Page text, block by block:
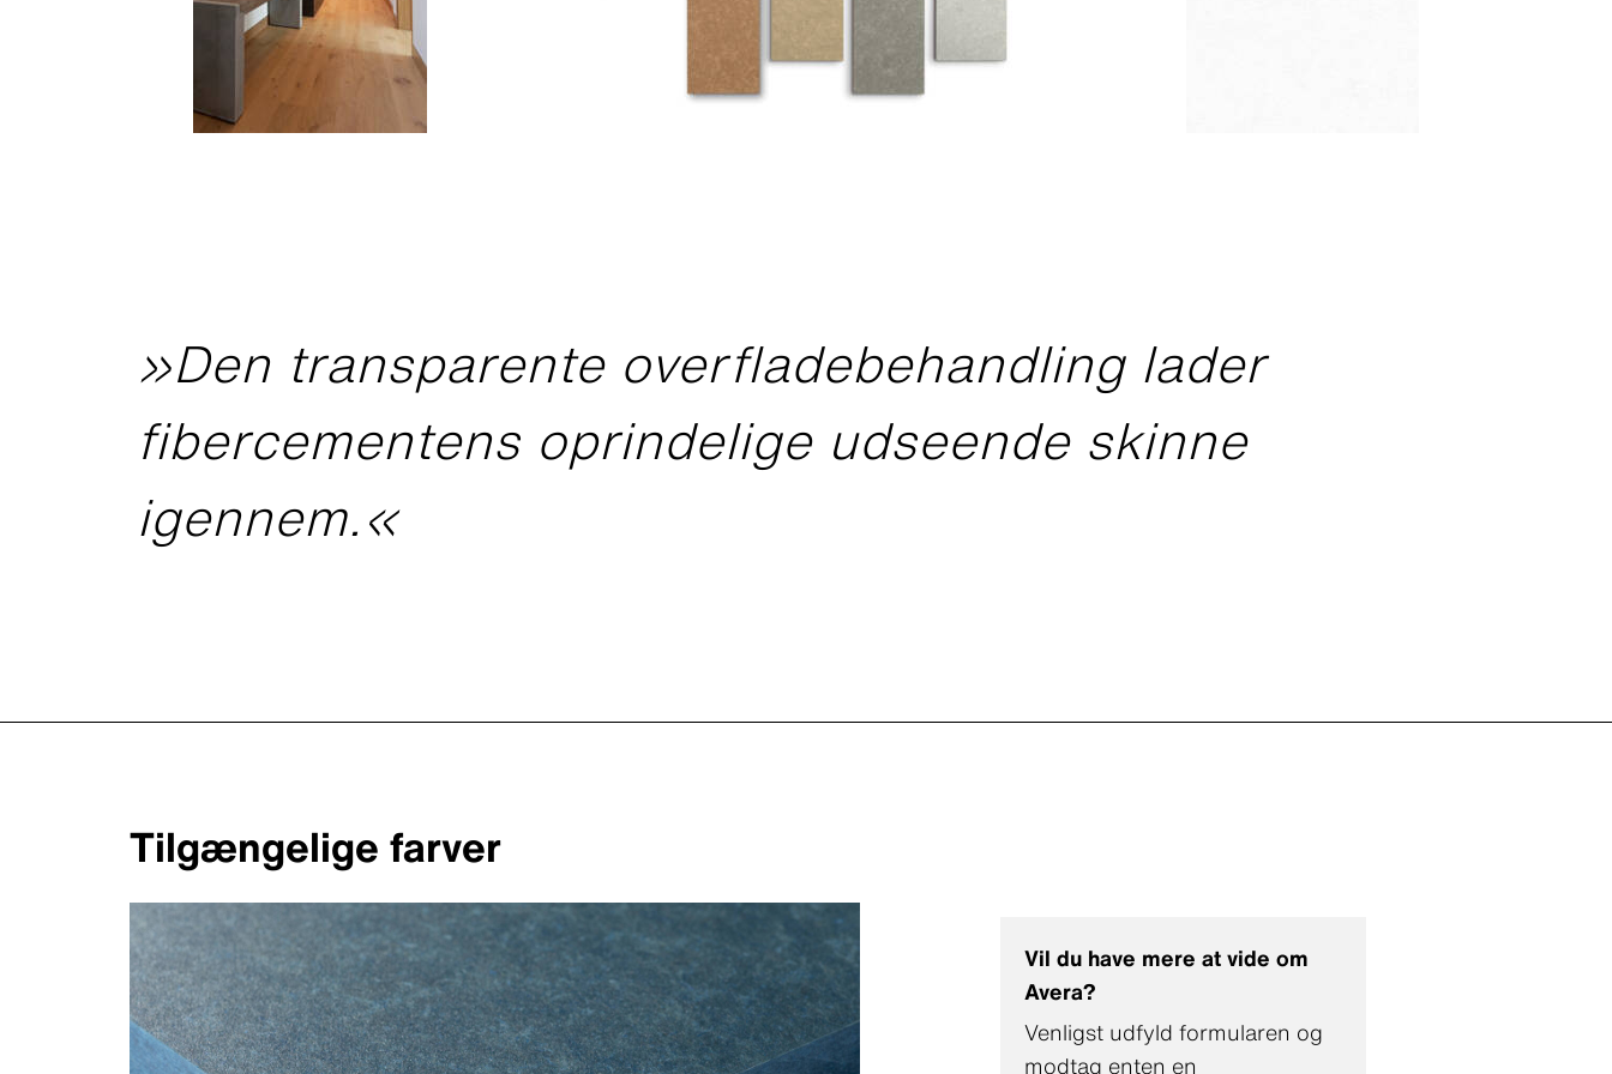
»Den transparente overfladebehandling lader
fibercementens oprindelige udseende skinne
igennem.«
Tilgængelige farver
Vil du have mere at vide om
Avera?
Venligst udfyld formularen og
modtag enten en